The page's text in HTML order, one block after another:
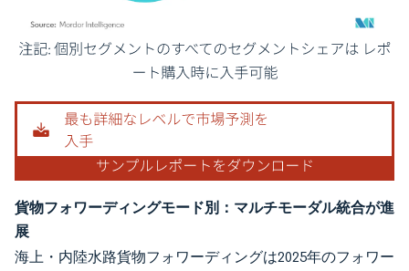
画像 © Mordor Intelligence。再利用にはCC BY 4.0の表示が必要です。
貨物フォワーディングモード別：マルチモーダル統合が進
展
海上・内陸水路貨物フォワーディングは2025年のフォワー